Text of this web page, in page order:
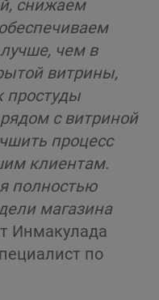
снижаем
чем в
витрины,
простуды
с витриной
процесс
клиентам.
полностью
магазина
Инмакулада
по